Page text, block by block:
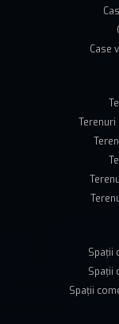
Case
Terenuri
Spații
Spații
Spații